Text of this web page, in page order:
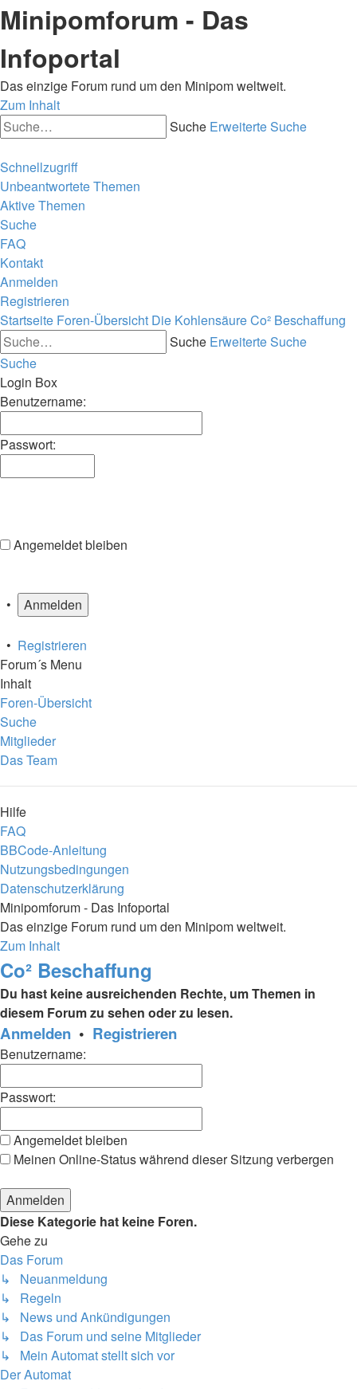
Minipomforum - Das
Infoportal
Das einzige Forum rund um den Minipom weltweit.
Zum Inhalt
Suche Erweiterte Suche
Schnellzugriff
Unbeantwortete Themen
Aktive Themen
Suche
FAQ
Kontakt
Anmelden
Registrieren
Startseite Foren-Übersicht Die KohlensäureCo² Beschaffung
Suche Erweiterte Suche
Suche
Login Box
Benutzername:
Passwort:
Angemeldet bleiben
•
• Registrieren
Forum´s Menu
Inhalt
Foren-Übersicht
Suche
Mitglieder
Das Team
Hilfe
FAQ
BBCode-Anleitung
Nutzungsbedingungen
Datenschutzerklärung
Minipomforum - Das Infoportal
Das einzige Forum rund um den Minipom weltweit.
Zum Inhalt
Co² Beschaffung
Du hast keine ausreichenden Rechte, um Themen in
diesem Forum zu sehen oder zu lesen.
Anmelden • Registrieren
Benutzername:
Passwort:
Angemeldet bleiben
Meinen Online-Status während dieser Sitzung verbergen
Diese Kategorie hat keine Foren.
Gehe zu
Das Forum
↳ Neuanmeldung
↳ Regeln
↳ News und Ankündigungen
↳ Das Forum und seine Mitglieder
↳ Mein Automat stellt sich vor
Der Automat